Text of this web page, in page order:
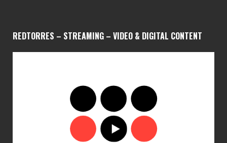
REDTORRES – STREAMING – VIDEO & DIGITAL CONTENT